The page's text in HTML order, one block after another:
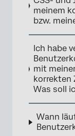
meinem
bzw.
Ich habe
mit
korrekten
Was soll
Wann